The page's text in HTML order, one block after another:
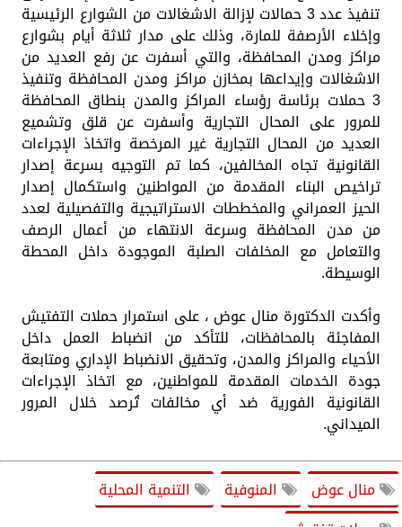
️تنفيذ عدد 3 حمالات لإزالة الاشغالات من الشوارع الرئيسية
وإخلاء الأرصفة للمارة، وذلك على مدار ثلاثة أيام بشوارع
مراكز ومدن المحافظة، والتي أسفرت عن رفع العديد من
الاشغالات وإيداعها بمخازن مراكز ومدن المحافظة وتنفيذ
3 حملات برئاسة رؤساء المراكز والمدن بنطاق المحافظة
للمرور على المحال التجارية وأسفرت عن قلق وتشميع
العديد من المحال التجارية غير المرخصة واتخاذ الإجراءات
القانونية تجاه المخالفين، كما تم التوجيه بسرعة إصدار
تراخيص البناء المقدمة من المواطنين واستكمال إصدار
الحيز العمراني والمخططات الاستراتيجية والتفصيلية لعدد
من مدن المحافظة وسرعة الانتهاء من أعمال الرصف
والتعامل مع المخلفات الصلبة الموجودة داخل المحطة
الوسيطة.
وأكدت الدكتورة منال عوض ، على استمرار حملات التفتيش
المفاجئة بالمحافظات، للتأكد من انضباط العمل داخل
الأحياء والمراكز والمدن، وتحقيق الانضباط الإداري ومتابعة
جودة الخدمات المقدمة للمواطنين، مع اتخاذ الإجراءات
القانونية الفورية ضد أي مخالفات تُرصد خلال المرور
الميداني.
منال عوض المنوفية
التنمية المحلية